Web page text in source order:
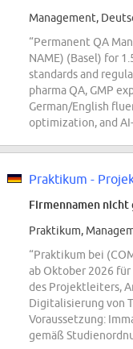
Management,
“Permanent QA
NAME) (Basel) for
standards and
pharma QA, GMP
German/English
optimization, and
Firmennamen nicht
Praktikum,
“Praktikum bei
ab Oktober 2026
des Projektleiters,
Digitalisierung von
Voraussetzung:
gemäß